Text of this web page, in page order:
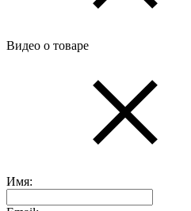
Видео о товаре
Имя: